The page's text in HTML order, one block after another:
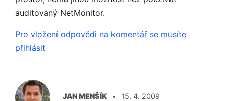
auditovaný NetMonitor.
Pro vložení odpovědi na komentář se musíte
přihlásit
JAN MENŠÍK
15. 4. 2009